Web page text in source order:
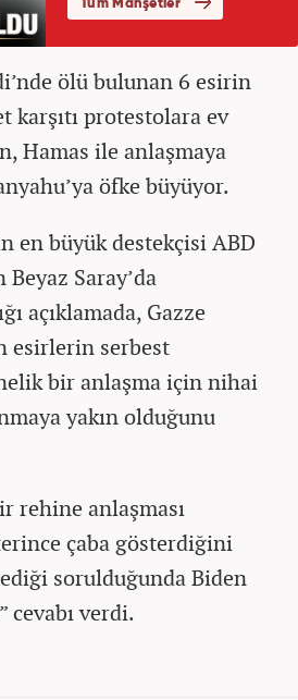
ölü bulunan 6 esirin
karşıtı protestolara ev
Hamas ile anlaşmaya
öfke büyüyor.
en büyük destekçisi ABD
Beyaz Saray’da
açıklamada, Gazze
esirlerin serbest
bir anlaşma için nihai
yakın olduğunu
rehine anlaşması
çaba gösterdiğini
sorulduğunda Biden
cevabı verdi.